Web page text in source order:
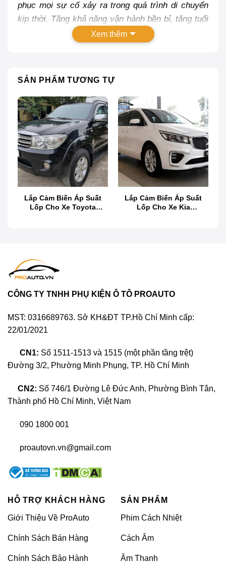
phục mọi sự cố xảy ra trong quá trình di chuyển
kịp thời. Tăng khả năng vận hành bền bỉ, tăng tuổi
thọ đáng kể cho xế cưng của bạn, luôn trong trạng
thái hoạt động tốt nhất.
Thiết bị cảm biến áp suất lốp
theo dõi áp suất và nhiệt độ bên trong cho phần
lốp xe người dùng. Từ đó đưa ra những cảnh báo
hình DVD Android trên xe hoặc gửi thông tin thông
báo cụ thể qua điện thoại thông minh người dùng
vô cùng tiện lợi để theo dõi.
Thông thường phần áp suất không khí bên trong
của lốp xe sẽ có nhiều sự thay đổi nhất định khi
sử dụng. Phần áp suất này có khi sẽ tăng cao và
mức cài đặt ban đầu. Lúc này, thiết bị sẽ thông
xe để khắc phục sự cố nhanh chóng hơn.
Xem thêm
SẢN PHẨM TƯƠNG TỰ
Lắp Cảm Biến Áp Suất
Lốp Cho Xe Toyota
Lắp Cảm Biến Áp Suất
Lốp Cho Xe Kia
CÔNG TY TNHH PHỤ KIỆN Ô TÔ PROAUTO
MST: 0316689763. Sở KH&ĐT TP.Hồ Chí Minh cấp:
22/01/2021
CN1: Số 1511-1513 và 1515 (một phần tầng trệt)
Đường 3/2, Phường Minh Phụng, TP. Hồ Chí Minh
CN2: Số 746/1 Đường Lê Đức Anh, Phường Bình Tân,
Thành phố Hồ Chí Minh, Việt Nam
090 1800 001
proautovn.vn@gmail.com
HỖ TRỢ KHÁCH HÀNG
Giới Thiệu Về ProAuto
Chính Sách Bán Hàng
Chính Sách Bảo Hành
SẢN PHẨM
Phim Cách Nhiệt
Cách Âm
Âm Thanh